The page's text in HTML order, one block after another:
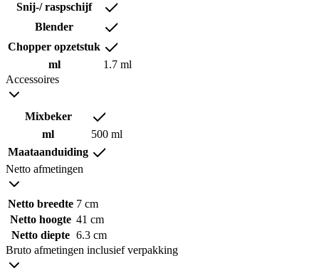
Snij-/ raspschijf
Blender
Chopper opzetstuk
ml
1.7 ml
Accessoires
Mixbeker
ml
500 ml
Maataanduiding
Netto afmetingen
Netto breedte 7 cm
Netto hoogte 41 cm
Netto diepte 6.3 cm
Bruto afmetingen inclusief verpakking